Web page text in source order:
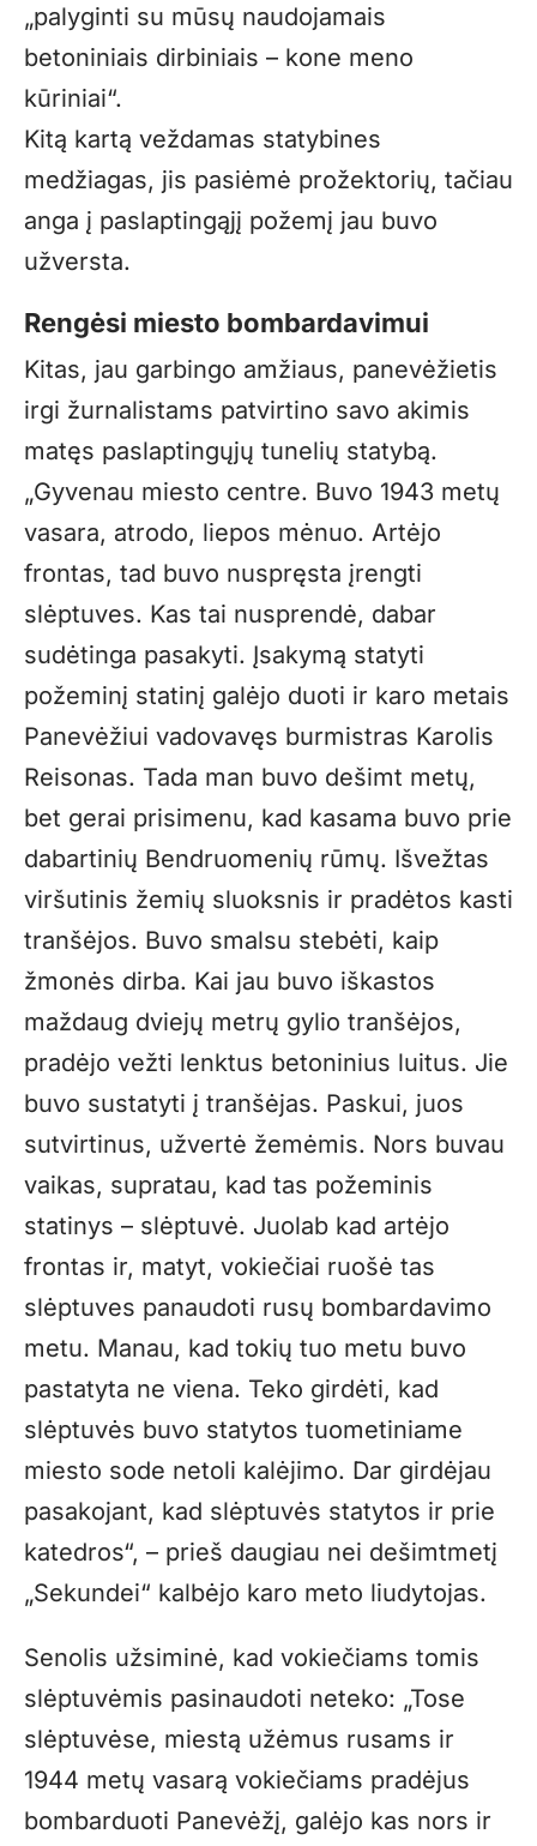
„palyginti su mūsų naudojamais
betoniniais dirbiniais – kone meno
kūriniai“.
Kitą kartą veždamas statybines
medžiagas, jis pasiėmė prožektorių, tačiau
anga į paslaptingąjį požemį jau buvo
užversta.
Rengėsi miesto bombardavimui
Kitas, jau garbingo amžiaus, panevėžietis
irgi žurnalistams patvirtino savo akimis
matęs paslaptingųjų tunelių statybą.
„Gyvenau miesto centre. Buvo 1943 metų
vasara, atrodo, liepos mėnuo. Artėjo
frontas, tad buvo nuspręsta įrengti
slėptuves. Kas tai nusprendė, dabar
sudėtinga pasakyti. Įsakymą statyti
požeminį statinį galėjo duoti ir karo metais
Panevėžiui vadovavęs burmistras Karolis
Reisonas. Tada man buvo dešimt metų,
bet gerai prisimenu, kad kasama buvo prie
dabartinių Bendruomenių rūmų. Išvežtas
viršutinis žemių sluoksnis ir pradėtos kasti
tranšėjos. Buvo smalsu stebėti, kaip
žmonės dirba. Kai jau buvo iškastos
maždaug dviejų metrų gylio tranšėjos,
pradėjo vežti lenktus betoninius luitus. Jie
buvo sustatyti į tranšėjas. Paskui, juos
sutvirtinus, užvertė žemėmis. Nors buvau
vaikas, supratau, kad tas požeminis
statinys – slėptuvė. Juolab kad artėjo
frontas ir, matyt, vokiečiai ruošė tas
slėptuves panaudoti rusų bombardavimo
metu. Manau, kad tokių tuo metu buvo
pastatyta ne viena. Teko girdėti, kad
slėptuvės buvo statytos tuometiniame
miesto sode netoli kalėjimo. Dar girdėjau
pasakojant, kad slėptuvės statytos ir prie
katedros“, – prieš daugiau nei dešimtmetį
„Sekundei“ kalbėjo karo meto liudytojas.
Senolis užsiminė, kad vokiečiams tomis
slėptuvėmis pasinaudoti neteko: „Tose
slėptuvėse, miestą užėmus rusams ir
1944 metų vasarą vokiečiams pradėjus
bombarduoti Panevėžį, galėjo kas nors ir